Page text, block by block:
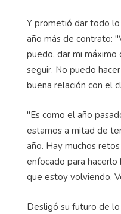
Y prometió dar todo
año más de contrato:
puedo, dar mi
seguir. No puedo
buena relación con el
"Es como el año
estamos a mitad de
año. Hay muchos
enfocado para hacerlo
que estoy volviendo.
Desligó su futuro de